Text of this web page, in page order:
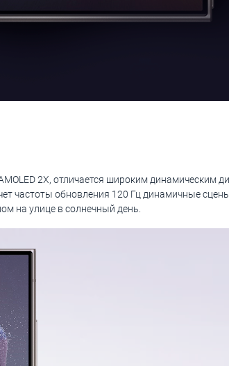
2X, отличается широким динамическим
частоты обновления 120 Гц динамичные
на улице в солнечный день.